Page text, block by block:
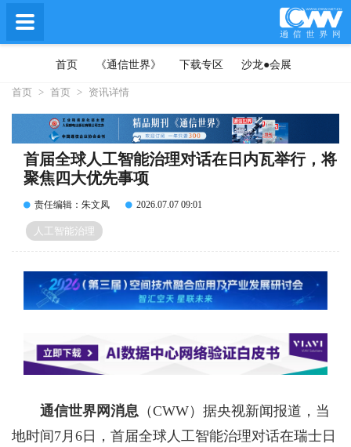
首页 《通信世界》 下载专区 沙龙●会展
首页 > 首页 > 资讯详情
首届全球人工智能治理对话在日内瓦举行，将
聚焦四大优先事项
责任编辑：朱文凤 2026.07.07 09:01
人工智能治理
通信世界网消息 （CWW）据央视新闻报道， 当
地时间7月6日，首届全球人工智能治理对话在瑞士日